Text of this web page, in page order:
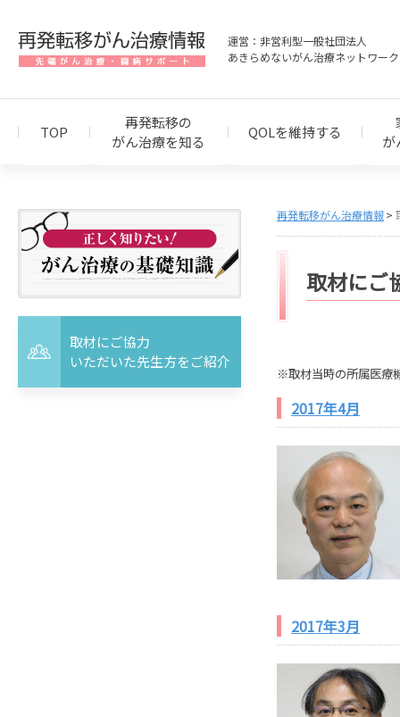
運営：非営利型一般社団法人
あきらめないがん治療ネットワーク
TOP
再発転移の
がん治療を知る
QOLを維持する
が
再発転移がん治療情報
取材にご
※取材当時の所属医療
2017年4月
2017年3月
取材にご協力
いただいた先生方をご紹介